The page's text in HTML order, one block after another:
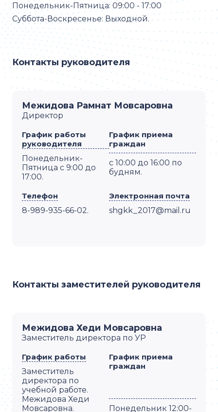
Понедельник-Пятница: 09:00 - 17:00
Суббота-Воскресенье: Выходной.
Контакты руководителя
Межидова Рамнат Мовсаровна
Директор
График работы
руководителя
Понедельник-
Пятница с 9:00 до
17:00.
График приема
граждан
с 10:00 до 16:00 по
будням.
Телефон
8-989-935-66-02.
Электронная почта
shgkk_2017@mail.ru
Контакты заместителей руководителя
Межидова Хеди Мовсаровна
Заместитель директора по УР
График работы
Заместитель
директора по
учебной работе.
Межидова Хеди
Мовсаровна.
График приема
граждан
Понедельник 12:00-